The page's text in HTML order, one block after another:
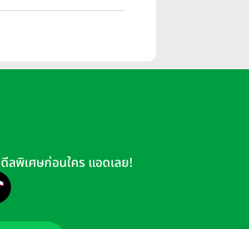
ลพิเศษก่อนใคร แอดเลย!